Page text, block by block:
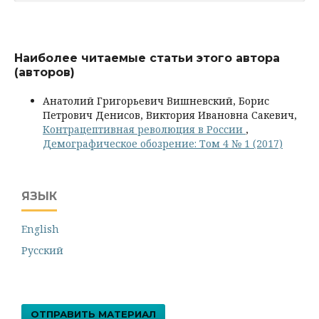
Наиболее читаемые статьи этого автора
(авторов)
Анатолий Григорьевич Вишневский, Борис
Петрович Денисов, Виктория Ивановна Сакевич,
Контрацептивная революция в России ,
Демографическое обозрение: Том 4 № 1 (2017)
ЯЗЫК
English
Русский
ОТПРАВИТЬ МАТЕРИАЛ